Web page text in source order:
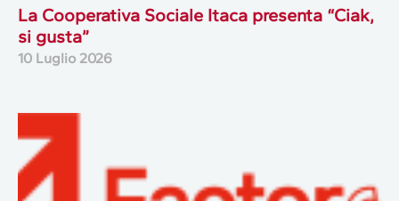
La Cooperativa Sociale Itaca presenta “Ciak,
si gusta”
10 Luglio 2026